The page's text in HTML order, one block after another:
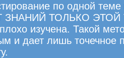
по одной
ЗНАНИЙ ТОЛЬКО ЭТОЙ
изучена. Такой
и дает лишь точечное